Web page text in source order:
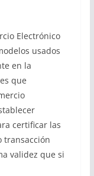
Electrónico
usados
en la
que
certificar las
transacción
validez que si